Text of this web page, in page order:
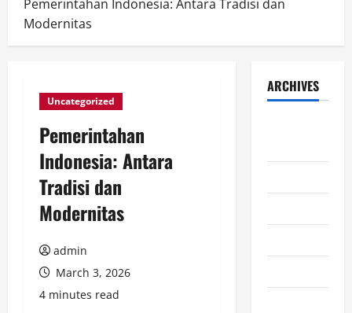
Pemerintahan Indonesia: Antara Tradisi dan
Modernitas
Uncategorized
Pemerintahan
Indonesia: Antara
Tradisi dan
Modernitas
admin
March 3, 2026
4 minutes read
ARCHIVES